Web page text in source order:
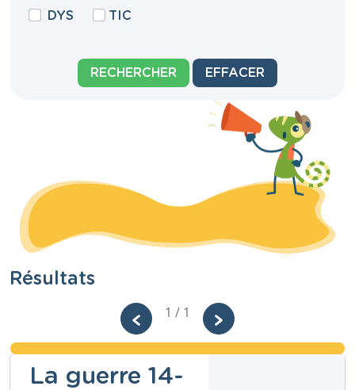
DYS TIC
RECHERCHER EFFACER
Résultats
1 / 1
La guerre 14-